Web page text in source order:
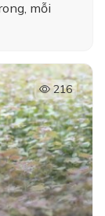
mỗi
216